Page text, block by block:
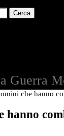
Cerca
Guerra
che hanno
hanno